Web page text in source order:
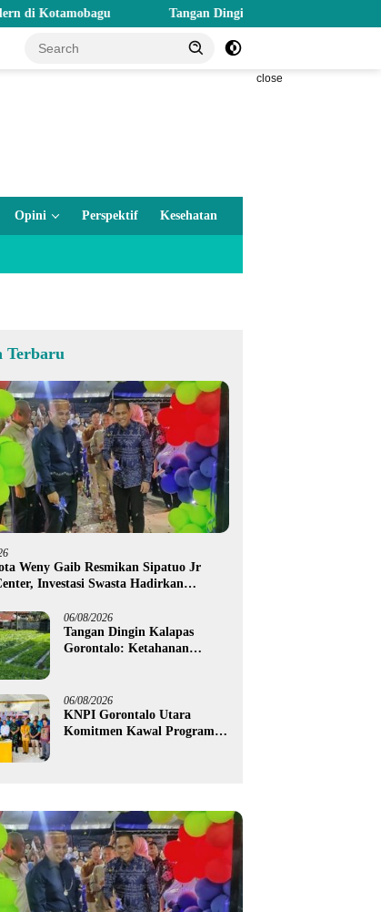
Tangan Dingin Kalapas Gorontalo: Ketahanan
close
Opini Perspektif Kesehatan
Terbaru
Weny Gaib Resmikan Sipatuo Jr
Investasi Swasta Hadirkan
06/08/2026
Tangan Dingin Kalapas
Gorontalo: Ketahanan
06/08/2026
KNPI Gorontalo Utara
Komitmen Kawal Program